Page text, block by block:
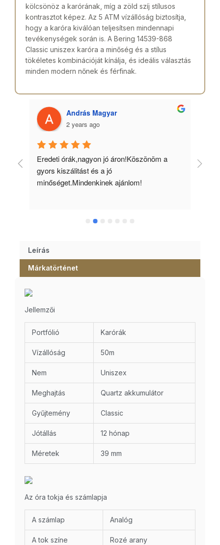
kölcsönöz a karórának, míg a zöld szíj stílusos
kontrasztot képez. Az 5 ATM vízállóság biztosítja,
hogy a karóra kiválóan teljesítsen mindennapi
tevékenységek során is. A Bering 14539-868
Classic uniszex karóra a minőség és a stílus
tökéletes kombinációját kínálja, és ideális választás
minden modern nőnek és férfinak.
András Magyar
2 years ago
Eredeti órák,nagyon jó áron!Köszönöm a
gyors kiszálitást és a jó
minőséget.Mindenkinek ajánlom!
Leírás
Márkatörténet
Jellemzői
Portfólió Karórák
Vízállóság 50m
Nem Uniszex
Meghajtás Quartz akkumulátor
Gyűjtemény Classic
Jótállás 12 hónap
Méretek 39 mm
Az óra tokja és számlapja
A számlap Analóg
A tok színe Rozé arany